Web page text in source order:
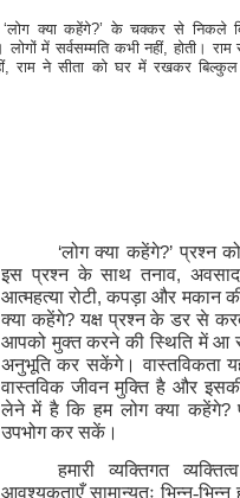
‘लोग क्या कहेंगे?’प्रश्न
इस प्रश्न के साथ तनाव,
आत्महत्या रोटी,कपड़ा और मकान
क्या कहेंगे?यक्ष प्रश्न के डर से
आपको मुक्त करने की स्थिति में आ
अनुभूति कर सकेंगे। वास्तविकता
वास्तविक जीवन मुक्ति है और
लेने में है कि हम लोग क्या कहेंगे?
उपभोग कर सकें।
हमारी व्यक्तिगत
आवश्यकताएँ सामान्यतः भिन्न-भिन्न